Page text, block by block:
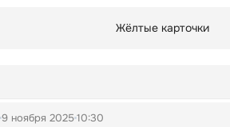
Жёлтые карточки
9 ноября 202510:30